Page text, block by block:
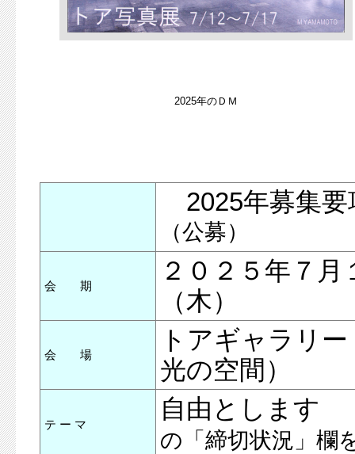
2025年のＤＭ
2025年募集
（公募）
会 期
２０２５年７
（木）
会 場
トアギャラリ
光の空間）
テ ー マ
自由としま
の「締切状況」欄